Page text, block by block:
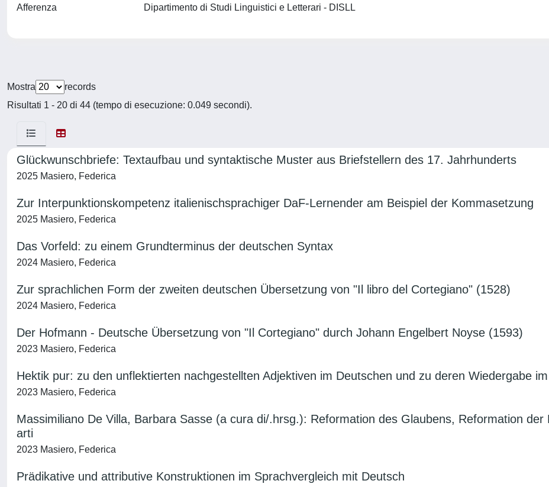
Afferenza Dipartimento di Studi Linguistici e Letterari - DISLL
Mostra
records
Risultati 1 - 20 di 44 (tempo di esecuzione: 0.049 secondi).
Glückwunschbriefe: Textaufbau und syntaktische Muster aus Briefstellern des 17. Jahrhunderts
2025 Masiero, Federica
Zur Interpunktionskompetenz italienischsprachiger DaF-Lernender am Beispiel der Kommasetzung
2025 Masiero, Federica
Das Vorfeld: zu einem Grundterminus der deutschen Syntax
2024 Masiero, Federica
Zur sprachlichen Form der zweiten deutschen Übersetzung von "Il libro del Cortegiano" (1528)
2024 Masiero, Federica
Der Hofmann - Deutsche Übersetzung von "Il Cortegiano" durch Johann Engelbert Noyse (1593)
2023 Masiero, Federica
Hektik pur: zu den unflektierten nachgestellten Adjektiven im Deutschen und zu deren Wiedergabe
2023 Masiero, Federica
Massimiliano De Villa, Barbara Sasse (a cura di/.hrsg.): Reformation des Glaubens, Reformation
arti
2023 Masiero, Federica
Prädikative und attributive Konstruktionen im Sprachvergleich mit Deutsch